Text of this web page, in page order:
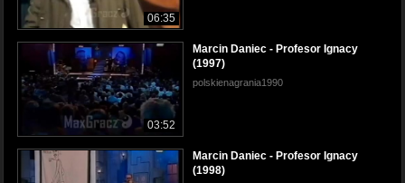
06:35
03:52
Marcin Daniec - Profesor Ignacy
(1997)
polskienagrania1990
Marcin Daniec - Profesor Ignacy
(1998)